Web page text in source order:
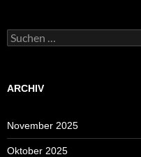
Suchen
nach:
ARCHIV
November 2025
Oktober 2025